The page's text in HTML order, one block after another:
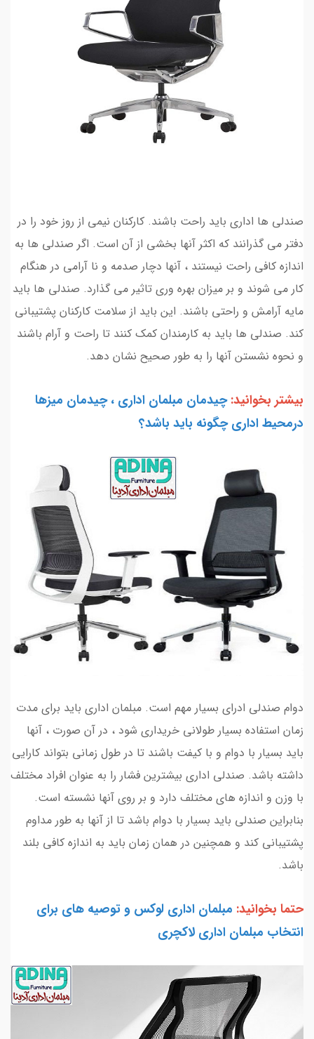
صندلی ها اداری باید راحت باشند. کارکنان نیمی از روز خود را در
دفتر می گذرانند که اکثر آنها بخشی از آن است. اگر صندلی ها به
اندازه کافی راحت نیستند ، آنها دچار صدمه و نا آرامی در هنگام
کار می شوند و بر میزان بهره وری تاثیر می گذارد. صندلی ها باید
مایه آرامش و راحتی باشند. این باید از سلامت کارکنان پشتیبانی
کند. صندلی ها باید به کارمندان کمک کنند تا راحت و آرام باشند
و نحوه نشستن آنها را به طور صحیح نشان دهد.
بیشتر بخوانید: چیدمان مبلمان اداری ، چیدمان میزها
درمحیط اداری چگونه باید باشد؟
دوام صندلی ادرای بسیار مهم است. مبلمان اداری باید برای مدت
زمان استفاده بسیار طولانی خریداری شود ، در آن صورت ، آنها
باید بسیار با دوام و با کیفت باشند تا در طول زمانی بتواند کارایی
داشته باشد. صندلی اداری بیشترین فشار را به عنوان افراد مختلف
با وزن و اندازه های مختلف دارد و بر روی آنها نشسته است.
بنابراین صندلی باید بسیار با دوام باشد تا از آنها به طور مداوم
پشتیبانی کند و همچنین در همان زمان باید به اندازه کافی بلند
باشد.
حتما بخوانید: مبلمان اداری لوکس و توصیه های برای
انتخاب مبلمان اداری لاکچری